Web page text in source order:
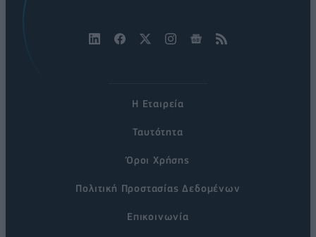
Η Εταιρεία
Ταυτότητα
Όροι Χρήσης
Πολιτική Προστασίας Δεδομένων
Επικοινωνία